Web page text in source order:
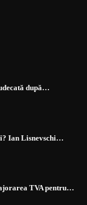
după…
Ian Lisnevschi…
TVA pentru…